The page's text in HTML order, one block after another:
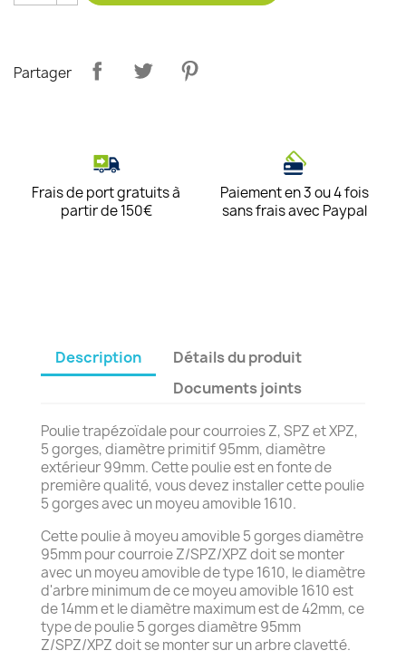
Partager
Frais de port gratuits à
partir de 150€
Paiement en 3 ou 4 fois
sans frais avec Paypal
Description
Détails du produit
Documents joints
Poulie trapézoïdale pour courroies Z, SPZ et XPZ,
5 gorges, diamètre primitif 95mm, diamètre
extérieur 99mm. Cette poulie est en fonte de
première qualité, vous devez installer cette poulie
5 gorges avec un moyeu amovible 1610.
Cette poulie à moyeu amovible 5 gorges diamètre
95mm pour courroie Z/SPZ/XPZ doit se monter
avec un moyeu amovible de type 1610, le diamètre
d'arbre minimum de ce moyeu amovible 1610 est
de 14mm et le diamètre maximum est de 42mm, ce
type de poulie 5 gorges diamètre 95mm
Z/SPZ/XPZ doit se monter sur un arbre clavetté.